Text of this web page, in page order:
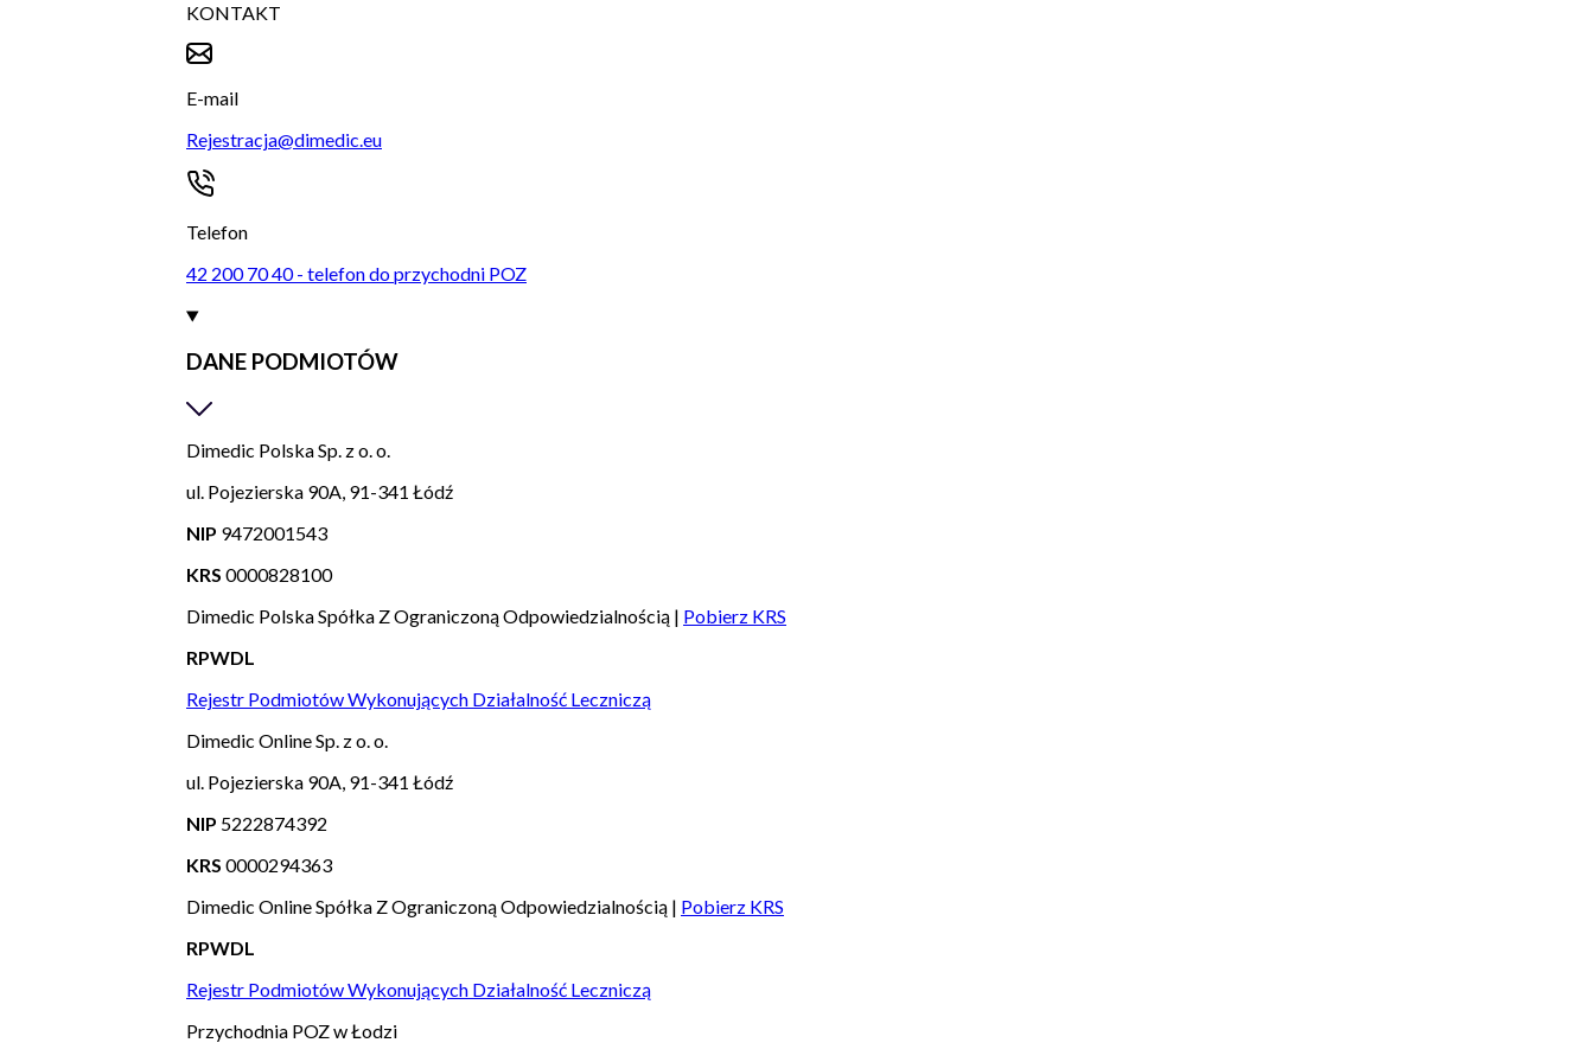
KONTAKT
E-mail
Rejestracja@dimedic.eu
Telefon
42 200 70 40 - telefon do przychodni POZ
DANE PODMIOTÓW
Dimedic Polska Sp. z o. o.
ul. Pojezierska 90A, 91-341 Łódź
NIP 9472001543
KRS 0000828100
Dimedic Polska Spółka Z Ograniczoną Odpowiedzialnością | Pobierz KRS
RPWDL
Rejestr Podmiotów Wykonujących Działalność Leczniczą
Dimedic Online Sp. z o. o.
ul. Pojezierska 90A, 91-341 Łódź
NIP 5222874392
KRS 0000294363
Dimedic Online Spółka Z Ograniczoną Odpowiedzialnością | Pobierz KRS
RPWDL
Rejestr Podmiotów Wykonujących Działalność Leczniczą
Przychodnia POZ w Łodzi